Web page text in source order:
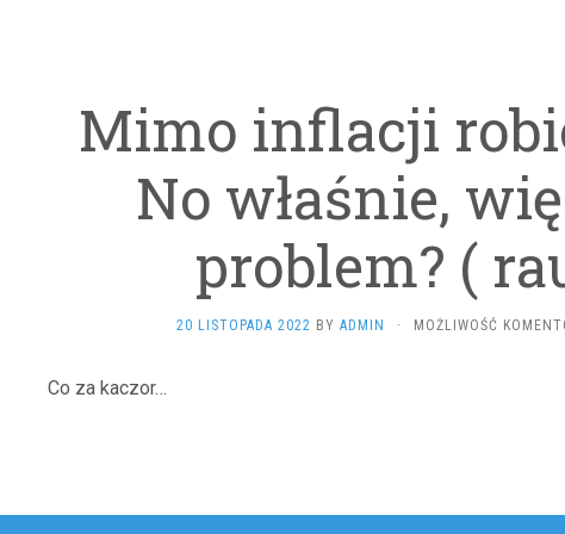
Mimo inflacji
No właśnie,
problem? (
20 LISTOPADA 2022 BY ADMIN · MOŻLIWOŚĆ
Co za kaczor…